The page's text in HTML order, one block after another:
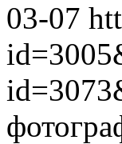
03-07